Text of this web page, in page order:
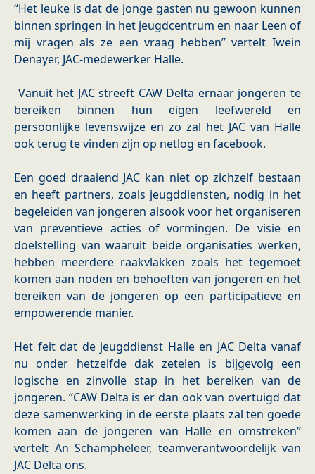
“Het leuke is dat de jonge gasten nu gewoon kunnen
binnen springen in het jeugdcentrum en naar Leen of
mij vragen als ze een vraag hebben” vertelt Iwein
Denayer, JAC-medewerker Halle.
Vanuit het JAC streeft CAW Delta ernaar jongeren te
bereiken binnen hun eigen leefwereld en
persoonlijke levenswijze en zo zal het JAC van Halle
ook terug te vinden zijn op netlog en facebook.
Een goed draaiend JAC kan niet op zichzelf bestaan
en heeft partners, zoals jeugddiensten, nodig in het
begeleiden van jongeren alsook voor het organiseren
van preventieve acties of vormingen. De visie en
doelstelling van waaruit beide organisaties werken,
hebben meerdere raakvlakken zoals het tegemoet
komen aan noden en behoeften van jongeren en het
bereiken van de jongeren op een participatieve en
empowerende manier.
Het feit dat de jeugddienst Halle en JAC Delta vanaf
nu onder hetzelfde dak zetelen is bijgevolg een
logische en zinvolle stap in het bereiken van de
jongeren. “CAW Delta is er dan ook van overtuigd dat
deze samenwerking in de eerste plaats zal ten goede
komen aan de jongeren van Halle en omstreken”
vertelt An Schampheleer, teamverantwoordelijk van
JAC Delta ons.